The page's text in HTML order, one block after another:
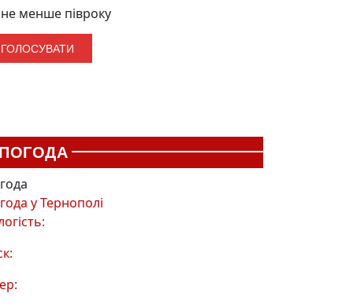
не менше півроку
ПОГОДА
уТернополі